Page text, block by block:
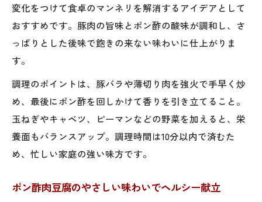
変化をつけて食卓のマンネリを解消するアイデアとして
おすすめです。豚肉の旨味とポン酢の酸味が調和し、さ
っぱりとした後味で飽きの来ない味わいに仕上がりま
す。
調理のポイントは、豚バラや薄切り肉を強火で手早く炒
め、最後にポン酢を回しかけて香りを引き立てること。
玉ねぎやキャベツ、ピーマンなどの野菜を加えると、栄
養面もバランスアップ。調理時間は10分以内で済むた
め、忙しい家庭の強い味方です。
ポン酢肉豆腐のやさしい味わいでヘルシー献立